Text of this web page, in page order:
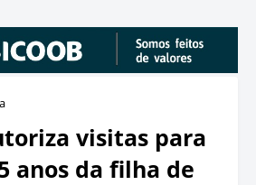
visitas para
anos da filha de